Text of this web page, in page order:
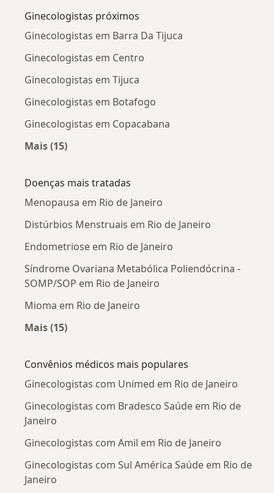
Ginecologistas próximos
Ginecologistas em Barra Da Tijuca
Ginecologistas em Centro
Ginecologistas em Tijuca
Ginecologistas em Botafogo
Ginecologistas em Copacabana
Mais (15)
Doenças mais tratadas
Menopausa em Rio de Janeiro
Distúrbios Menstruais em Rio de Janeiro
Endometriose em Rio de Janeiro
Síndrome Ovariana Metabólica Poliendócrina -
SOMP/SOP em Rio de Janeiro
Mioma em Rio de Janeiro
Mais (15)
Convênios médicos mais populares
Ginecologistas com Unimed em Rio de Janeiro
Ginecologistas com Bradesco Saúde em Rio de
Janeiro
Ginecologistas com Amil em Rio de Janeiro
Ginecologistas com Sul América Saúde em Rio de
Janeiro